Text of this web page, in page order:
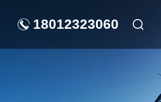
18012323060